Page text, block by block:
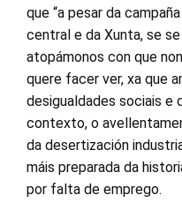
que “a pesar da
central e da Xunta, se
atopámonos con que
quere facer ver, xa que
desigualdades sociais e
contexto, o
da desertización
máis preparada da
por falta de emprego.